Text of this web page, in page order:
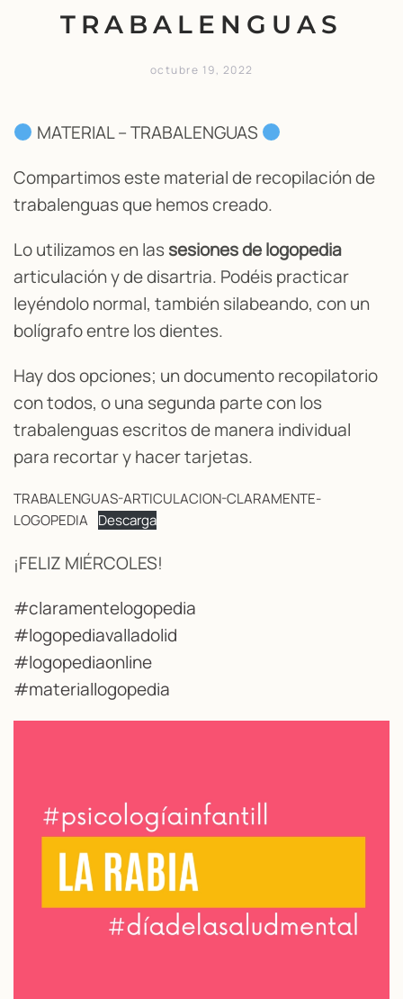
TRABALENGUAS
octubre 19, 2022
MATERIAL – TRABALENGUAS
Compartimos este material de recopilación de
trabalenguas que hemos creado.
Lo utilizamos en lassesiones de logopedia
articulación y de disartria. Podéis practicar
leyéndolo normal, también silabeando, con un
bolígrafo entre los dientes.
Hay dos opciones; un documento recopilatorio
con todos, o una segunda parte con los
trabalenguas escritos de manera individual
para recortar y hacer tarjetas.
TRABALENGUAS-ARTICULACION-CLARAMENTE-
LOGOPEDIA Descarga
¡FELIZ MIÉRCOLES!
#claramentelogopedia
#logopediavalladolid
#logopediaonline
#materiallogopedia